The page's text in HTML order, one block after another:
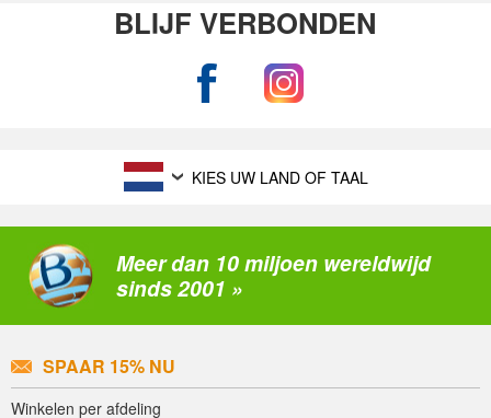
BLIJF VERBONDEN
KIES UW LAND OF TAAL
Meer dan 10 miljoen wereldwijd
sinds 2001 »
SPAAR 15% NU
Winkelen per afdeling